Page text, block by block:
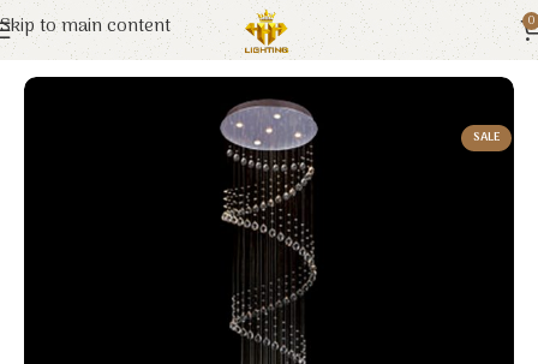
Skip to main content 0
Trang chủ Euroto Đèn Trang Trí
SALE